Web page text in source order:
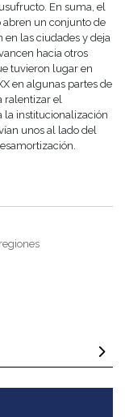
En suma, el
un conjunto de
en las ciudades y deja
hacia otros
tuvieron lugar en
en algunas partes de
ralentizar el
la institucionalización
unos al lado del
regiones